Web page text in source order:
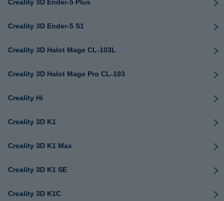
Creality 3D Ender-5 Plus
Creality 3D Ender-5 S1
Creality 3D Halot Mage CL-103L
Creality 3D Halot Mage Pro CL-103
Creality Hi
Creality 3D K1
Creality 3D K1 Max
Creality 3D K1 SE
Creality 3D K1C